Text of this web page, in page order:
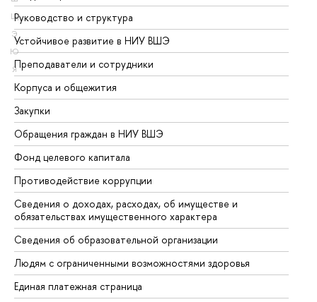
Щ
Э
Ю
Я
Руководство и структура
Устойчивое развитие в НИУ ВШЭ
Преподаватели и сотрудники
Корпуса и общежития
Закупки
Обращения граждан в НИУ ВШЭ
Фонд целевого капитала
Противодействие коррупции
Сведения о доходах, расходах, об имуществе и
обязательствах имущественного характера
Сведения об образовательной организации
Людям с ограниченными возможностями здоровья
Единая платежная страница